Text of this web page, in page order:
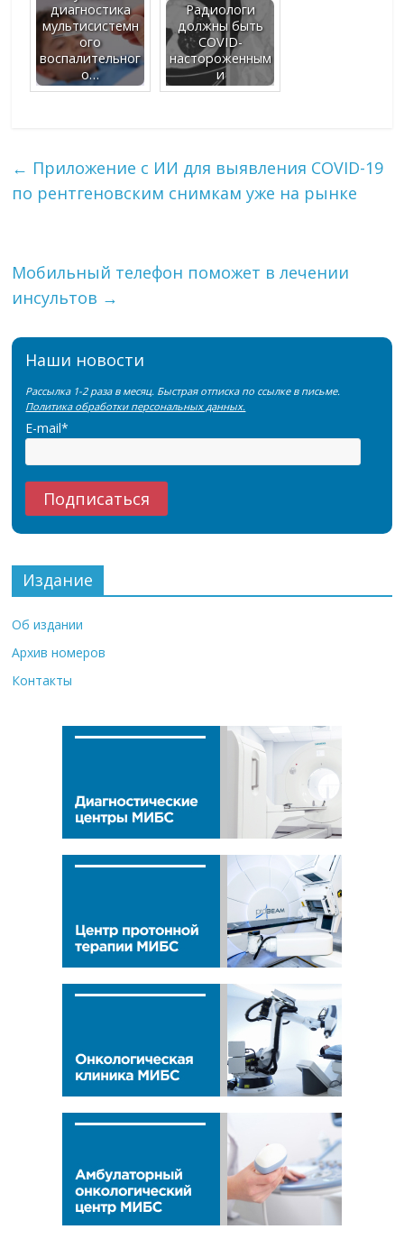
диагностика
мультисистемн
ого
воспалительног
о…
Радиологи
должны быть
COVID-
настороженным
и
← Приложение с ИИ для выявления COVID-19
по рентгеновским снимкам уже на рынке
Мобильный телефон поможет в лечении
инсультов →
Наши новости
Рассылка 1-2 раза в месяц. Быстрая отписка по ссылке в письме.
Политика обработки персональных данных.
E-mail*
Издание
Об издании
Архив номеров
Контакты